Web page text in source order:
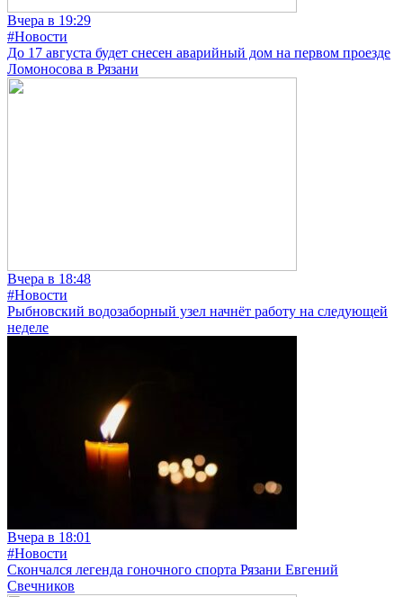
Вчера в 19:29
#Новости
До 17 августа будет снесен аварийный дом на первом проезде
Ломоносова в Рязани
Вчера в 18:48
#Новости
Рыбновский водозаборный узел начнёт работу на следующей
неделе
Вчера в 18:01
#Новости
Скончался легенда гоночного спорта Рязани Евгений
Свечников